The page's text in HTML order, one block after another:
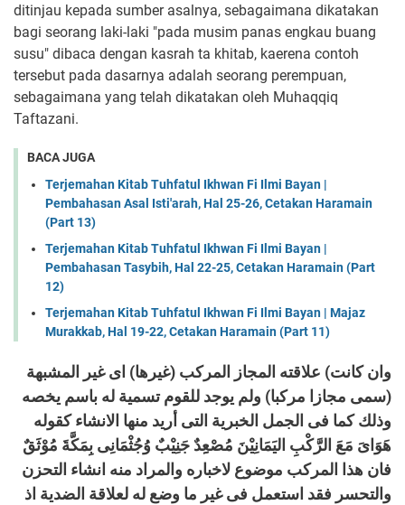
ditinjau kepada sumber asalnya, sebagaimana dikatakan
bagi seorang laki-laki "pada musim panas engkau buang
susu" dibaca dengan kasrah ta khitab, kaerena contoh
tersebut pada dasarnya adalah seorang perempuan,
sebagaimana yang telah dikatakan oleh Muhaqqiq
Taftazani.
BACA JUGA
Terjemahan Kitab Tuhfatul Ikhwan Fi Ilmi Bayan |
Pembahasan Asal Isti'arah, Hal 25-26, Cetakan Haramain
(Part 13)
Terjemahan Kitab Tuhfatul Ikhwan Fi Ilmi Bayan |
Pembahasan Tasybih, Hal 22-25, Cetakan Haramain (Part
12)
Terjemahan Kitab Tuhfatul Ikhwan Fi Ilmi Bayan | Majaz
Murakkab, Hal 19-22, Cetakan Haramain (Part 11)
وان كانت) علاقته المجاز المركب (غيرها) اى غير المشبهة
(سمى مجازا مركبا) ولم يوجد للقوم تسمية له باسم يخصه
وذلك كما فى الجمل الخبرية التى أريد منها الانشاء كقوله
هَوَاىَ مَعَ الرَّكْبِ اليَمَانِيْنَ مُصْعِِدٌ جَنِيْبٌ وُجُثْمَانِى بِمَكَّةَ مُوْثَقٌ
فان هذا المركب موضوع لاخباره والمراد منه انشاء التحزن
والتحسر فقد استعمل فى غير ما وضع له لعلاقة الضدية اذ